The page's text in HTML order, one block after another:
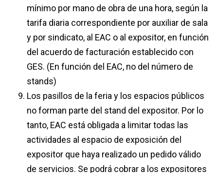
mínimo por mano de obra de una hora, según la
tarifa diaria correspondiente por auxiliar de sala
y por sindicato, al EAC o al expositor, en función
del acuerdo de facturación establecido con
GES. (En función del EAC, no del número de
stands)
Los pasillos de la feria y los espacios públicos
no forman parte del stand del expositor. Por lo
tanto, EAC está obligada a limitar todas las
actividades al espacio de exposición del
expositor que haya realizado un pedido válido
de servicios. Se podrá cobrar a los expositores